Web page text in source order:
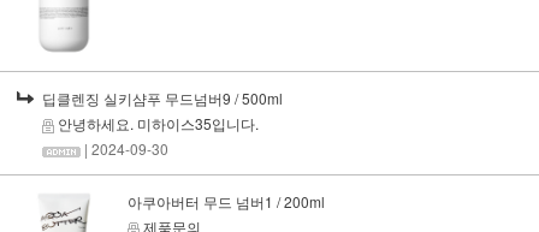
딥클렌징 실키샴푸 무드넘버9 / 500ml
안녕하세요. 미하이스35입니다.
| 2024-09-30
아쿠아버터 무드 넘버1 / 200ml
제품문의